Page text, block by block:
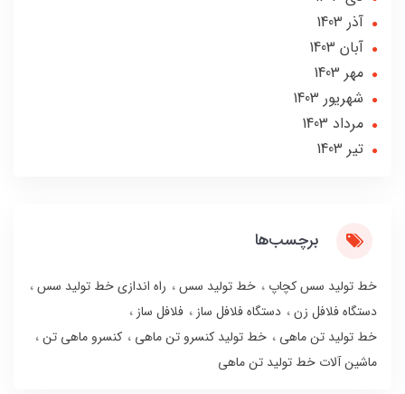
آذر 1403
آبان 1403
مهر 1403
شهریور 1403
مرداد 1403
تير 1403
برچسب‌ها
خط تولید سس کچاپ خط تولید سس
راه اندازی خط تولید سس
دستگاه فلافل زن
دستگاه فلافل ساز
فلافل ساز
خط تولید تن ماهی
خط تولید کنسرو تن ماهی
کنسرو ماهی تن
ماشین آلات خط تولید تن ماهی